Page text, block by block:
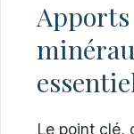
Le point clé,